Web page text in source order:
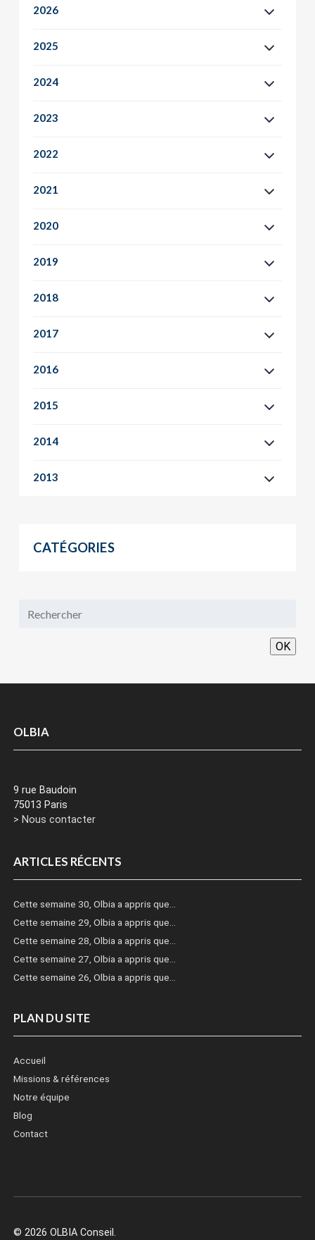
2026
2025
2024
2023
2022
2021
2020
2019
2018
2017
2016
2015
2014
2013
CATÉGORIES
OK
OLBIA
9 rue Baudoin
75013 Paris
> Nous contacter
ARTICLES RÉCENTS
Cette semaine 30, Olbia a appris que…
Cette semaine 29, Olbia a appris que…
Cette semaine 28, Olbia a appris que…
Cette semaine 27, Olbia a appris que…
Cette semaine 26, Olbia a appris que…
PLAN DU SITE
Accueil
Missions & références
Notre équipe
Blog
Contact
© 2026 OLBIA Conseil.